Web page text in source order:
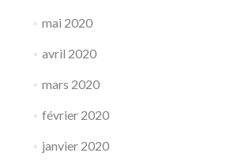
mai 2020
avril 2020
mars 2020
février 2020
janvier 2020